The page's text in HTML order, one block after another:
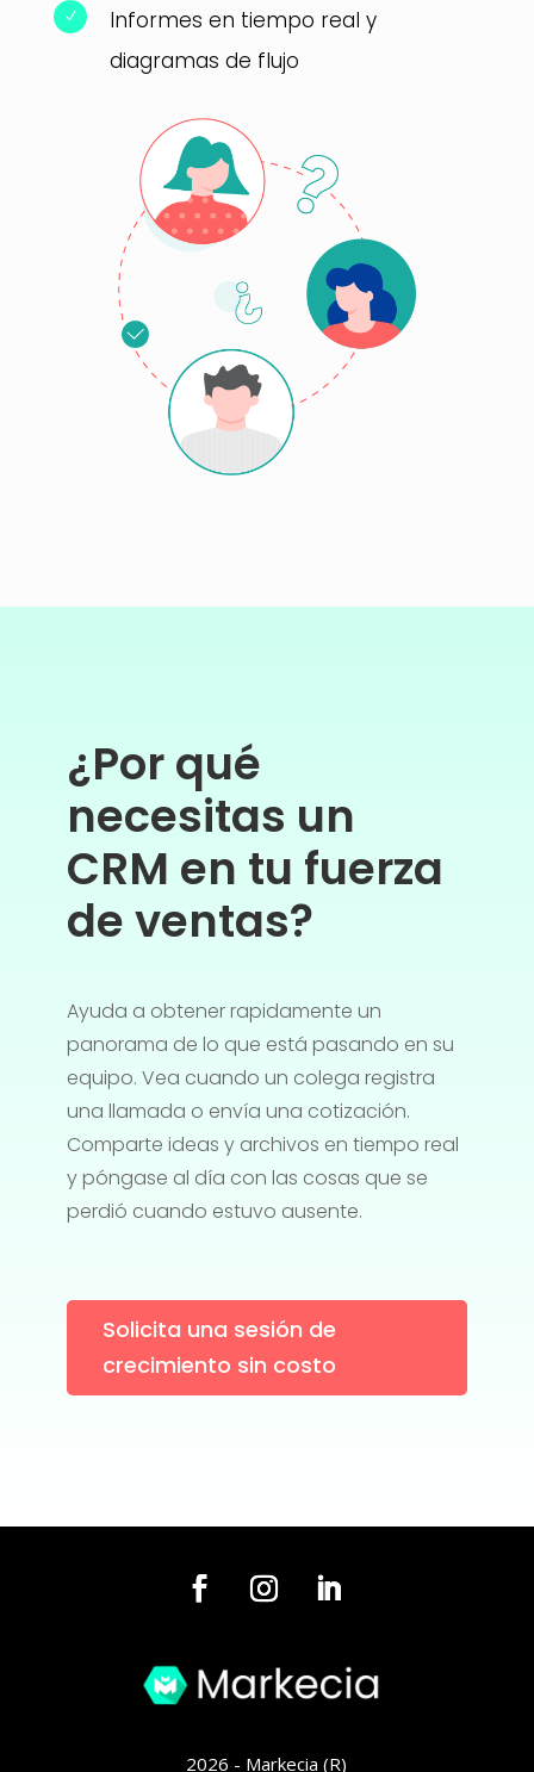
N
Informes en tiempo real y
diagramas de flujo
¿Por qué
necesitas un
CRM en tu fuerza
de ventas?
Ayuda a obtener rapidamente un
panorama de lo que está pasando en su
equipo. Vea cuando un colega registra
una llamada o envía una cotización.
Comparte ideas y archivos en tiempo real
y póngase al día con las cosas que se
perdió cuando estuvo ausente.
Solicita una sesión de
crecimiento sin costo
2026 - Markecia (R)